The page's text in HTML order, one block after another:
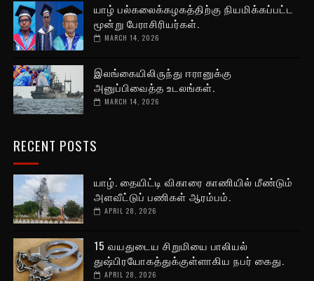
யாழ் பல்கலைக்கழகத்திற்கு நியமிக்கப்பட்ட
மூன்று பேராசிரியர்கள்.
MARCH 14, 2026
இலங்கையிலிருந்து ஈரானுக்கு
அனுப்பிவைத்த உடலங்கள்.
MARCH 14, 2026
RECENT POSTS
யாழ். தையிட்டி விகாரை காணியில் மீண்டும்
அளவீட்டுப் பணிகள் ஆரம்பம்.
APRIL 28, 2026
15 வயதுடைய சிறுமியை பாலியல்
துஷ்பிரயோகத்துக்குள்ளாகிய நபர் கைது.
APRIL 28, 2026